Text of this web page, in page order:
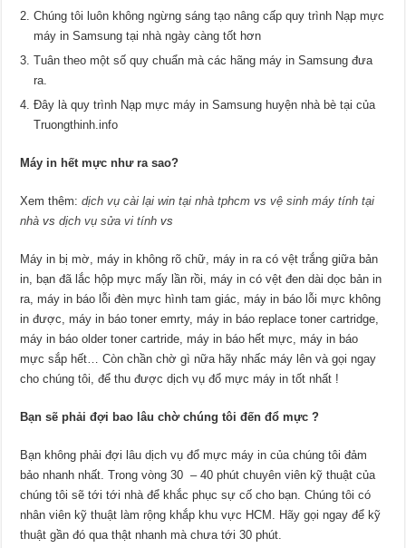
Chúng tôi luôn không ngừng sáng tạo nâng cấp quy trình Nạp mực
máy in Samsung tại nhà ngày càng tốt hơn
Tuân theo một số quy chuẩn mà các hãng máy in Samsung đưa
ra.
Đây là quy trình Nạp mực máy in Samsung huyện nhà bè tại của
Truongthinh.info
Máy in hết mực như ra sao?
Xem thêm:dịch vụ cài lại win tại nhà tphcm vsvệ sinh máy tính tại
nhà vsdịch vụ sửa vi tính vs
Máy in bị mờ, máy in không rõ chữ, máy in ra có vệt trắng giữa bản
in, bạn đã lắc hộp mực mấy lần rồi, máy in có vệt đen dài dọc bản in
ra, máy in báo lỗi đèn mực hình tam giác, máy in báo lỗi mực không
in được, máy in báo toner emrty, máy in báo replace toner cartridge,
máy in báo older toner cartride, máy in báo hết mực, máy in báo
mực sắp hết… Còn chần chờ gì nữa hãy nhấc máy lên và gọi ngay
cho chúng tôi, để thu được dịch vụ đổ mực máy in tốt nhất !
Bạn sẽ phải đợi bao lâu chờ chúng tôi đến đổ mực ?
Bạn không phải đợi lâu dịch vụ đổ mực máy in của chúng tôi đảm
bảo nhanh nhất. Trong vòng 30 – 40 phút chuyên viên kỹ thuật của
chúng tôi sẽ tới tới nhà để khắc phục sự cố cho bạn. Chúng tôi có
nhân viên kỹ thuật làm rộng khắp khu vực HCM. Hãy gọi ngay để kỹ
thuật gần đó qua thật nhanh mà chưa tới 30 phút.